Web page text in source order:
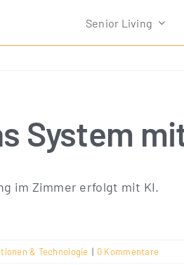
Seni­or Living
System
im Zim­mer erfolgt mit KI.
& Technologie | 0 Kommentare